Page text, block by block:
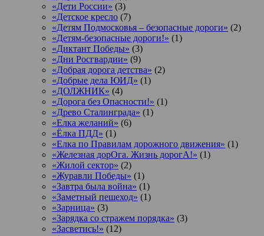
«Дети России» (3)
«Детское кресло (7)
«Детям Подмосковья – безопасные дороги» (2)
«Детям-безопасные дороги!» (1)
«Диктант Победы» (3)
«Дни Росгвардии» (9)
«Добрая дорога детства» (2)
«Добрые дела ЮИД» (1)
«ДОЛЖНИК» (4)
«Дорога без Опасности!» (1)
«Древо Сталинграда» (1)
«Елка желаний» (6)
«Ёлка ПДД» (1)
«Елка по Правилам дорожного движения» (1)
«Железная дорОга. Жизнь дорогА!» (1)
«Жилой сектор» (2)
«Журавли Победы» (1)
«Завтра была война» (1)
«Заметный пешеход» (1)
«Зарница» (3)
«Зарядка со стражем порядка» (3)
«Засветись!» (12)